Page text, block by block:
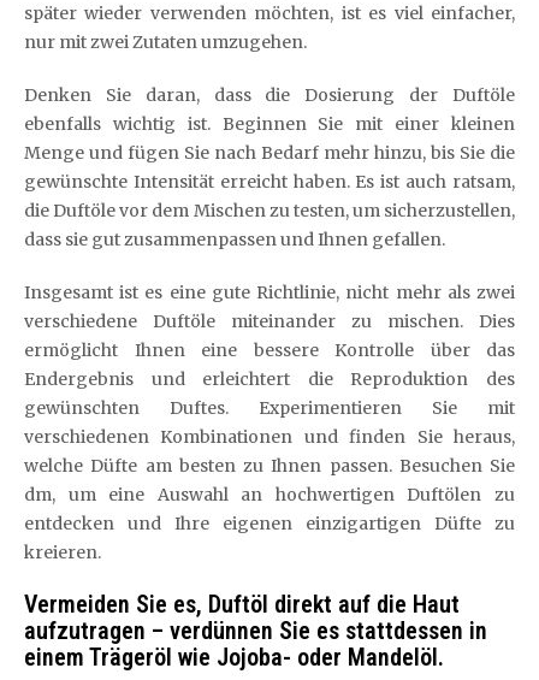
später wieder verwenden möchten, ist es viel einfacher,
nur mit zwei Zutaten umzugehen.
Denken Sie daran, dass die Dosierung der Duftöle
ebenfalls wichtig ist. Beginnen Sie mit einer kleinen
Menge und fügen Sie nach Bedarf mehr hinzu, bis Sie die
gewünschte Intensität erreicht haben. Es ist auch ratsam,
die Duftöle vor dem Mischen zu testen, um sicherzustellen,
dass sie gut zusammenpassen und Ihnen gefallen.
Insgesamt ist es eine gute Richtlinie, nicht mehr als zwei
verschiedene Duftöle miteinander zu mischen. Dies
ermöglicht Ihnen eine bessere Kontrolle über das
Endergebnis und erleichtert die Reproduktion des
gewünschten Duftes. Experimentieren Sie mit
verschiedenen Kombinationen und finden Sie heraus,
welche Düfte am besten zu Ihnen passen. Besuchen Sie
dm, um eine Auswahl an hochwertigen Duftölen zu
entdecken und Ihre eigenen einzigartigen Düfte zu
kreieren.
Vermeiden Sie es, Duftöl direkt auf die Haut
aufzutragen – verdünnen Sie es stattdessen in
einem Trägeröl wie Jojoba- oder Mandelöl.